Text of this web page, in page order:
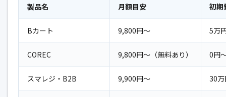
製品名 月額目安 初期
Bカート 9,800円〜 5万
COREC 9,800円〜（無料あり） 0円
スマレジ・B2B 9,900円〜 30